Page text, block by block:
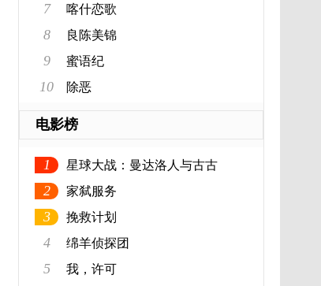
7 喀什恋歌
8 良陈美锦
9 蜜语纪
10 除恶
电影榜
1 星球大战：曼达洛人与古古
2 家弑服务
3 挽救计划
4 绵羊侦探团
5 我，许可